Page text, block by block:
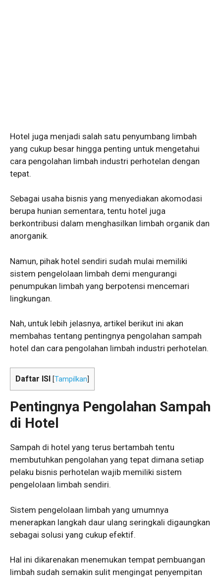
Hotel juga menjadi salah satu penyumbang limbah
yang cukup besar hingga penting untuk mengetahui
cara pengolahan limbah industri perhotelan dengan
tepat.
Sebagai usaha bisnis yang menyediakan akomodasi
berupa hunian sementara, tentu hotel juga
berkontribusi dalam menghasilkan limbah organik dan
anorganik.
Namun, pihak hotel sendiri sudah mulai memiliki
sistem pengelolaan limbah demi mengurangi
penumpukan limbah yang berpotensi mencemari
lingkungan.
Nah, untuk lebih jelasnya, artikel berikut ini akan
membahas tentang pentingnya pengolahan sampah
hotel dan cara pengolahan limbah industri perhotelan.
Daftar ISI [Tampilkan
Pentingnya Pengolahan Sampah
di Hotel
Sampah di hotel yang terus bertambah tentu
membutuhkan pengolahan yang tepat dimana setiap
pelaku bisnis perhotelan wajib memiliki sistem
pengelolaan limbah sendiri.
Sistem pengelolaan limbah yang umumnya
menerapkan langkah daur ulang seringkali digaungkan
sebagai solusi yang cukup efektif.
Hal ini dikarenakan menemukan tempat pembuangan
limbah sudah semakin sulit mengingat penyempitan